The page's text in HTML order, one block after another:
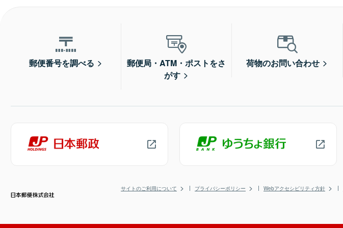
郵便番号を調べる
郵便局・ATM・ポストをさ
がす
荷物のお問い合わせ
サイトのご利用について プライバシーポリシー Webアクセシビリティ方針